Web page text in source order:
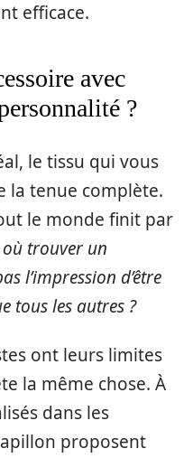
efficace.
avec
?
le tissu qui vous
la tenue complète.
le monde finit par
où trouver un
l’impression d’être
tous les autres ?
ont leurs limites
la même chose. À
dans les
proposent